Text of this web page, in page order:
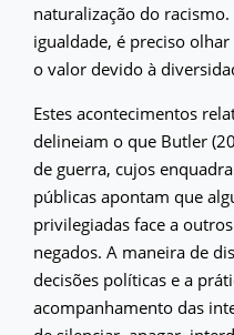
naturalização do
igualdade, é preciso
o valor devido à
Estes acontecimentos
delineiam o que Butler
de guerra, cujos
públicas apontam que
privilegiadas face a
negados. A maneira de
decisões políticas e a
acompanhamento das